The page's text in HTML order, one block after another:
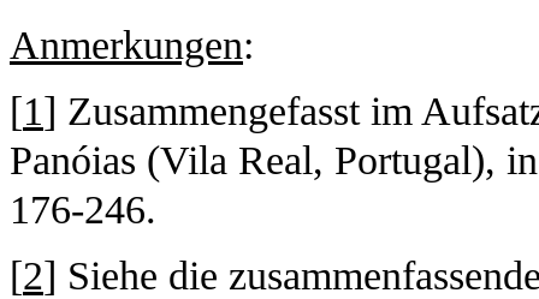
Anmerkungen:
[1] Zusammengefasst im
Panóias (Vila Real, Portugal),
176-246.
[2] Siehe die